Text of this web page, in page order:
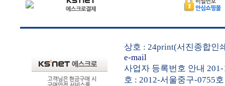
상호 : 24print(서진종합인
e-mail
사업자 등록번호 안내
호 : 2012-서울중구-0755호